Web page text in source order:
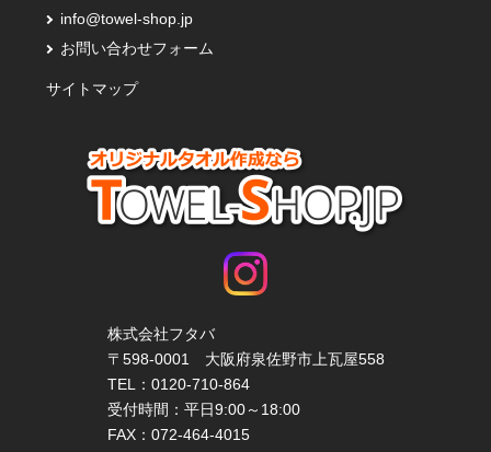
info@towel-shop.jp
お問い合わせフォーム
サイトマップ
株式会社フタバ
〒598-0001 大阪府泉佐野市上瓦屋558
TEL： 0120-710-864
受付時間：平日9:00～18:00
FAX：072-464-4015